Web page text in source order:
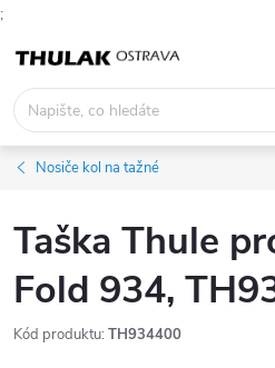
;
obsah
Nosiče kol na tažné
Taška Thule
Fold 934,
Kód produktu: TH934400